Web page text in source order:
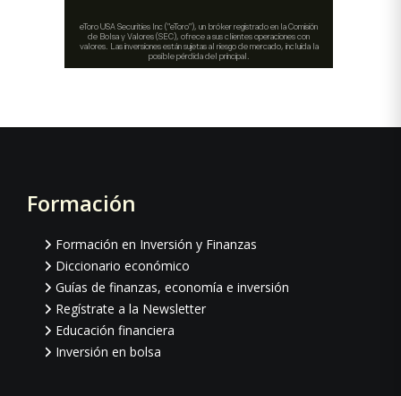
Footer
Formación
Formación en Inversión y Finanzas
Diccionario económico
Guías de finanzas, economía e inversión
Regístrate a la Newsletter
Educación financiera
Inversión en bolsa